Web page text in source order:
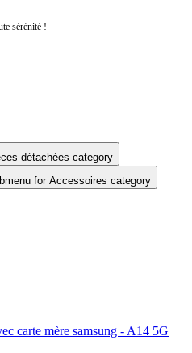
sérénité !
détachées category
for Accessoires category
carte mère samsung - A14 5G